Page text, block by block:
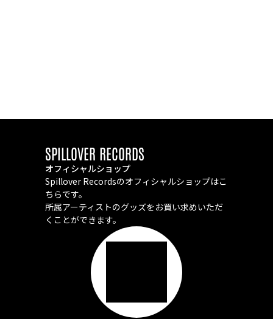
SPILLOVER RECORDS
オフィシャルショップ
Spillover Recordsのオフィシャルショップはこ
ちらです。
所属アーティストのグッズをお買い求めいただ
くことができます。